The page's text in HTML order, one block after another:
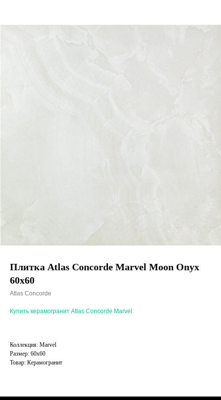
Плитка Atlas Concorde Marvel Moon Onyx
60x60
Atlas Concorde
Купить керамогранит Atlas Concorde Marvel
Коллекция: Marvel
Размер: 60x60
Товар: Керамогранит